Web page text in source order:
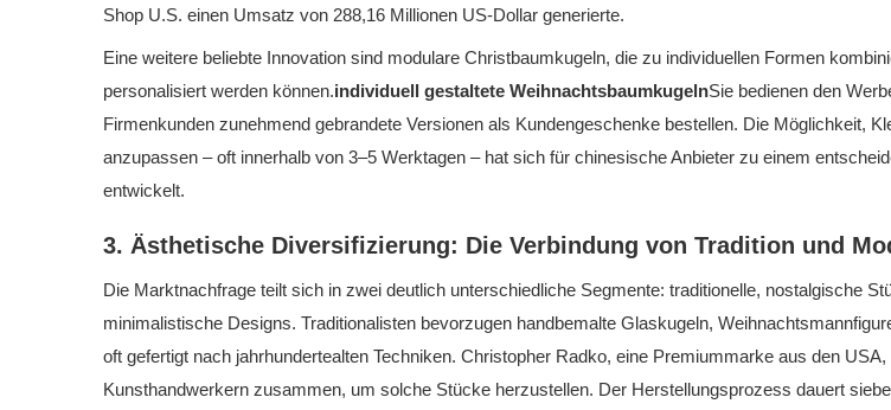
Shop U.S. einen Umsatz von 288,16 Millionen US-Dollar generierte.
Eine weitere beliebte Innovation sind modulare Christbaumkugeln, die zu individuellen Formen
personalisiert werden können.individuell gestaltete WeihnachtsbaumkugelnSie bedienen den
Firmenkunden zunehmend gebrandete Versionen als Kundengeschenke bestellen. Die Möglichkeit,
anzupassen – oft innerhalb von 3–5 Werktagen – hat sich für chinesische Anbieter zu einem
entwickelt.
3. Ästhetische Diversifizierung: Die Verbindung von Tradition und
Die Marktnachfrage teilt sich in zwei deutlich unterschiedliche Segmente: traditionelle, nostalgische
minimalistische Designs. Traditionalisten bevorzugen handbemalte Glaskugeln,
oft gefertigt nach jahrhundertealten Techniken. Christopher Radko, eine Premiummarke aus den
Kunsthandwerkern zusammen, um solche Stücke herzustellen. Der Herstellungsprozess dauert